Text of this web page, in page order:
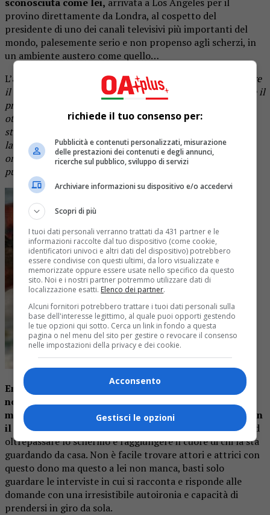
provino direttamente da Londra, al cospetto del
presidente di uno dei canali televisivi più importanti del
mondo, palesemente serio e non propenso agli scherzi, in
un ambiente austero come quello…
L’autore ha aggiunto: “(Quando Emilia ha cominciato a fare
il robot) lo ha fatto con impegno e lo ha fatto bene e anche il
presidente (HBO) non ha avuto scelta che sorridere. Ha
ottenuto il lavoro dieci secondi dopo che ha lasciato la
stanza e noi due siamo corsi a dirglielo, prima che lei
lasciasse l’edificio, perché lasciarla salire su un volo di 11
ore senza che sapesse come era andata ci sembrava una
punizione crudele
Emilia riscosse subito un successo planetario grazie
non solo alla sua fantastica interpretazione della
madre dei draghi ma anche alla sua innata empatia con
il pubblico,a quella speciale luce negli occhi che riesce ad
oltrepassare lo schermo e raggiungere il cuore di chi la sta
guardando da casa. Non è facile trovare attori e attrici con
questo dono ma questo a lei non manca, basti solo
guardare le interviste in cui si racconta e risponde alle
domande con una irresistibile autoironia e capacità di
prendersi in giro da sola.
richiede il tuo consenso per:
Pubblicità e contenuti personalizzati, misurazione
delle prestazioni dei contenuti e degli annunci,
ricerche sul pubblico, sviluppo di servizi
Archiviare informazioni su dispositivo e/o accedervi
Scopri di più
I tuoi dati personali verranno trattati da 431 partner e le
informazioni raccolte dal tuo dispositivo (come cookie,
identificatori univoci e altri dati del dispositivo) potrebbero
essere condivise con questi ultimi, da loro visualizzate e
memorizzate oppure essere usate nello specifico da questo
sito. Noi e i nostri partner potremmo utilizzare dati di
localizzazione esatti. Elenco dei partner.
Alcuni fornitori potrebbero trattare i tuoi dati personali sulla
base dell'interesse legittimo, al quale puoi opporti gestendo
le tue opzioni qui sotto. Cerca un link in fondo a questa
pagina o nel menu del sito per gestire o revocare il consenso
nelle impostazioni della privacy e dei cookie.
Acconsento
Gestisci le opzioni